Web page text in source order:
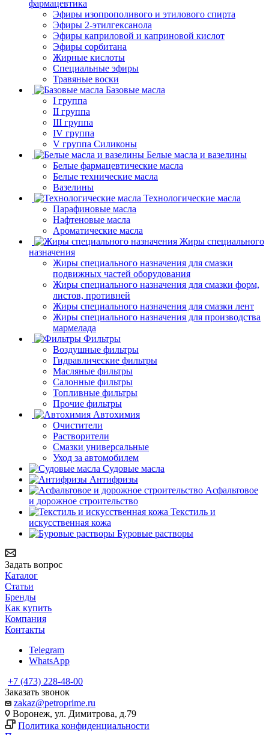
фармацевтика
Эфиры изопрополивого и этилового спирта
Эфиры 2-этилгексанола
Эфиры каприловой и каприновой кислот
Эфиры сорбитана
Жирные кислоты
Специальные эфиры
Травяные воски
Базовые масла
I группа
II группа
III группа
IV группа
V группа Силиконы
Белые масла и вазелины
Белые фармацевтические масла
Белые технические масла
Вазелины
Технологические масла
Парафиновые масла
Нафтеновые масла
Ароматические масла
Жиры специального
назначения
Жиры специального назначения для смазки
подвижных частей оборудования
Жиры специального назначения для смазки форм,
листов, противней
Жиры специального назначения для смазки лент
Жиры специального назначения для производства
мармелада
Фильтры
Воздушные фильтры
Гидравлические фильтры
Масляные фильтры
Салонные фильтры
Топливные фильтры
Прочие фильтры
Автохимия
Очистители
Растворители
Смазки универсальные
Уход за автомобилем
Судовые масла
Антифризы
Асфальтовое
и дорожное строительство
Текстиль и
искусственная кожа
Буровые растворы
Задать вопрос
Каталог
Статьи
Бренды
Как купить
Компания
Контакты
Telegram
WhatsApp
+7 (473) 228-48-00
Заказать звонок
zakaz@petroprime.ru
Воронеж, ул. Димитрова, д.79
Политика конфиденциальности